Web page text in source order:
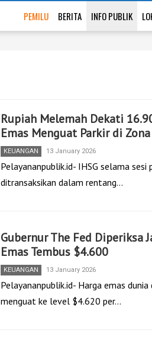
PEMILU BERITA INFO PUBLIK
Rupiah Melemah Dekati
Emas Menguat Parkir di
KEUANGAN 13 January 2026
Pelayananpublik.id- IHSG selama sesi
ditransaksikan dalam rentang…
Gubernur The Fed Diperiksa
Emas Tembus $4.600
KEUANGAN 13 January 2026
Pelayananpublik.id- Harga emas dunia
menguat ke level $4.620 per…